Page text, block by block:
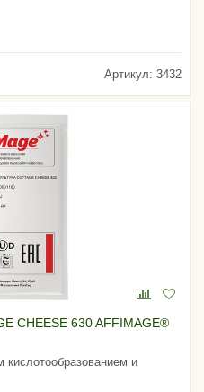
Артикул: 3432
CHEESE 630 AFFIMAGE®
кислотообразованием и